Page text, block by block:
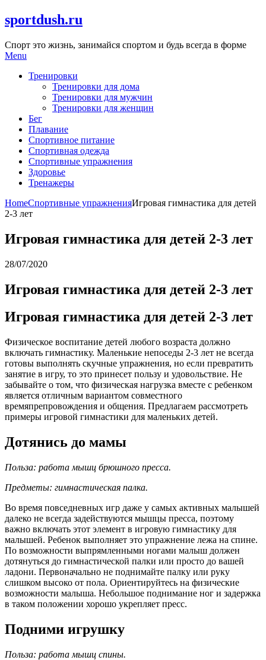
Skip
to
sportdush.ru
Спорт это жизнь, занимайся спортом и будь всегда в форме
Menu
Тренировки
Тренировки для дома
Тренировки для мужчин
Тренировки для женщин
Бег
Плавание
Спортивное питание
Спортивная одежда
Спортивные упражнения
Здоровье
Тренажеры
HomeСпортивные упражненияИгровая гимнастика для детей
2-3 лет
Игровая гимнастика для детей 2-3 лет
28/07/2020
Игровая гимнастика для детей 2-3 лет
Игровая гимнастика для детей 2-3 лет
Физическое воспитание детей любого возраста должно
включать гимнастику. Маленькие непоседы 2-3 лет не всегда
готовы выполнять скучные упражнения, но если превратить
занятие в игру, то это принесет пользу и удовольствие. Не
забывайте о том, что физическая нагрузка вместе с ребенком
является отличным вариантом совместного
времяпрепровождения и общения. Предлагаем рассмотреть
примеры игровой гимнастики для маленьких детей.
Дотянись до мамы
Польза: работа мышц брюшного пресса.
Предметы: гимнастическая палка.
Во время повседневных игр даже у самых активных малышей
далеко не всегда задействуются мышцы пресса, поэтому
важно включать этот элемент в игровую гимнастику для
малышей. Ребенок выполняет это упражнение лежа на спине.
По возможности выпрямленными ногами малыш должен
дотянуться до гимнастической палки или просто до вашей
ладони. Первоначально не поднимайте палку или руку
слишком высоко от пола. Ориентируйтесь на физические
возможности малыша. Небольшое поднимание ног и задержка
в таком положении хорошо укрепляет пресс.
Подними игрушку
Польза: работа мышц спины.